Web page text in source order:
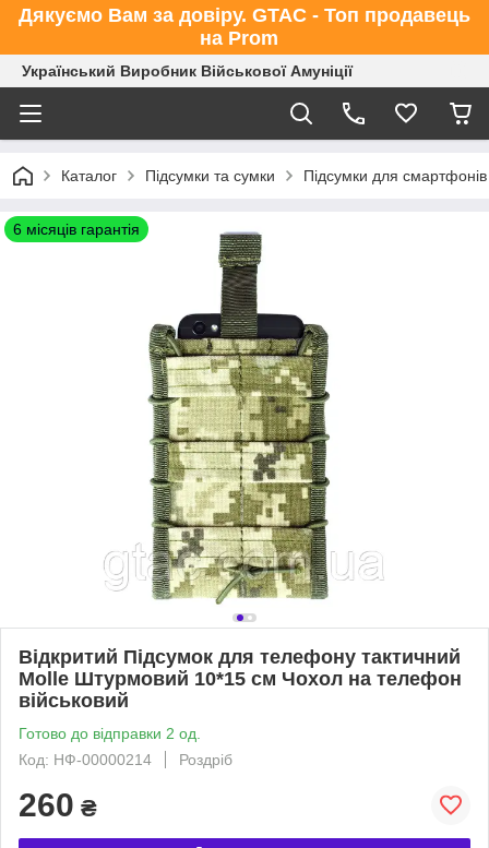
Дякуємо Вам за довіру. GTAC - Топ продавець
на Prom
Український Виробник Військової Амуніції
Каталог Підсумки та сумки Підсумки для
6 місяців гарантія
Відкритий Підсумок для телефону тактичний
Molle Штурмовий 10*15 см Чохол на телефон
військовий
Готово до відправки 2 од.
Код: НФ-00000214
Роздріб
260 ₴